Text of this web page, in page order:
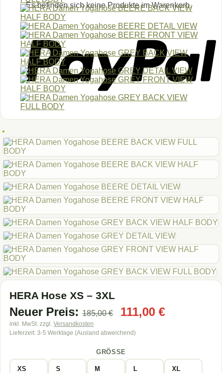
Es befinden sich keine Produkte im Warenkorb.
HERA Hose XS – 3XL
Neuer Preis: 185,00€
Ursprünglicher
war:
185,00 €
111,00 €Aktueller
inkl. MwSt. zzgl. Versandkosten
Lieferzeit: 3-5 Werktage (Ausland abweichend)
GRÖSSE
XS S M L XL